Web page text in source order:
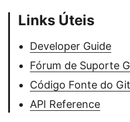
Links Úteis
Developer Guide
Fórum de Suporte
Código Fonte do
API Reference